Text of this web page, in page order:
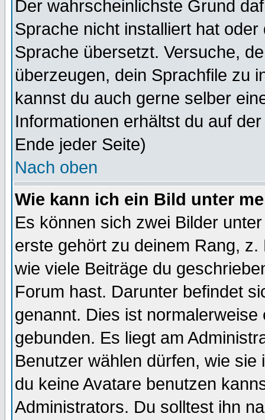
Der wahrscheinlichste Grund
Sprache nicht installiert hat
Sprache übersetzt. Versuche,
überzeugen, dein Sprachfile zu
kannst du auch gerne selber
Informationen erhältst du auf
Ende jeder Seite)
Nach oben
Wie kann ich ein Bild unter
Es können sich zwei Bilder
erste gehört zu deinem Rang,
wie viele Beiträge du
Forum hast. Darunter befindet
genannt. Dies ist
gebunden. Es liegt am
Benutzer wählen dürfen, wie
du keine Avatare benutzen
Administrators. Du solltest ihn